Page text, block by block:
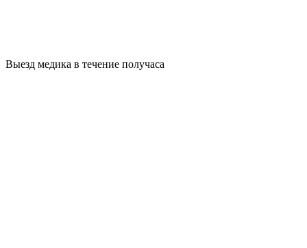
Выезд медика в течение получаса